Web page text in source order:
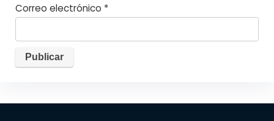
Correo electrónico *